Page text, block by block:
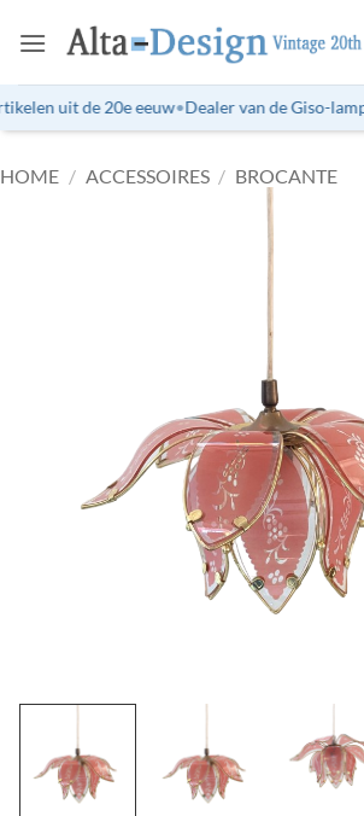
naar
uit de 20e eeuw•Dealer van de Giso-
HOME / ACCESSOIRES / BROCANTE